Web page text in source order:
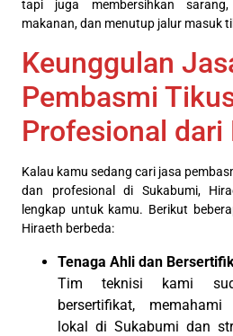
tapi juga membersihkan
makanan, dan menutup jalur masuk
Keunggulan
Pembasmi
Profesional dari
Kalau kamu sedang cari jasa
dan profesional di Sukabumi,
lengkap untuk kamu. Berikut
Hiraeth berbeda:
Tenaga Ahli dan
Tim teknisi kami
bersertifikat,
lokal di Sukabumi dan